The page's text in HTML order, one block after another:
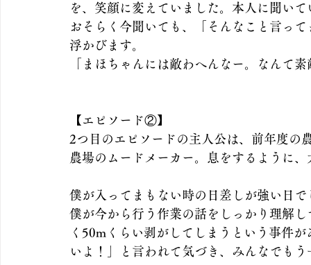
を、笑顔に変えていました。本人に聞い
おそらく今聞いても、「そんなこと言っ
浮かびます。
「まほちゃんには敵わへんなー。なんて
【エピソード②】
2つ目のエピソードの主人公は、前年度の
農場のムードメーカー。息をするように
僕が入ってまもない時の日差しが強い日で
僕が今から行う作業の話をしっかり理解
く50mくらい剥がしてしまうという事件
いよ！」と言われて気づき、みんなでも